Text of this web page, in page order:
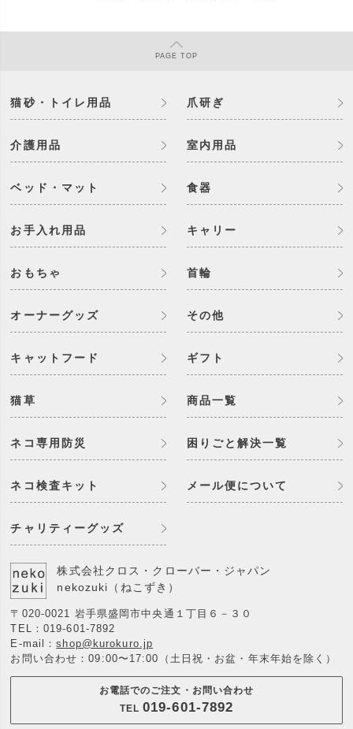
PAGETOP
猫砂・トイレ用品 爪研ぎ
介護用品 室内用品
ベッド・マット 食器
お手入れ用品 キャリー
おもちゃ 首輪
オーナーグッズ
キャットフード
猫草
ネコ専用防災
ネコ検査キット
チャリティーグッズ
その他
ギフト
商品一覧
困りごと解決一覧
メール便について
株式会社クロス・クローバー・ジャパン
nekozuki（ねこずき）
〒020-0021 岩手県盛岡市中央通１丁目６－３０
TEL： 019-601-7892
E-mail：shop@kurokuro.jp
お問い合わせ：09:00〜17:00（土日祝・お盆・年末年始を除く）
お電話でのご注文・お問い合わせ
TEL 019-601-7892